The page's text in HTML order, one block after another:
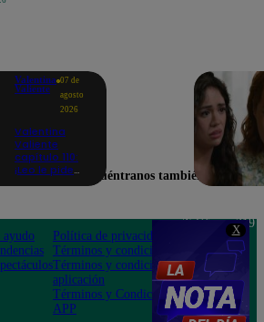
X
Valentina
Valiente
07 de
agosto
2026
Valentina
Valiente
capítulo 110:
¡Leo le pide
durante
tantos años!
Encuéntranos también en
ayudo
Política de privacidad
Términos y condiciones
Términos y condiciones
aplicación
Términos y Condiciones
APP
Teléfono: 219
Av. San
Felipe 968
Jesús María